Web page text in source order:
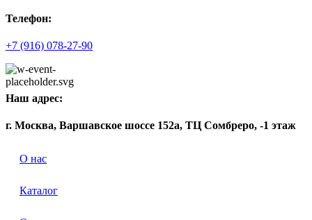
Телефон:
+7 (916) 078-27-90
Наш адрес:
г. Москва, Варшавское шоссе 152а, ТЦ Сомбреро, -1 этаж
О нас
Каталог